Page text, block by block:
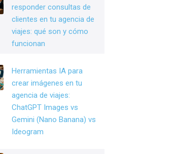
responder consultas de
clientes en tu agencia de
viajes: qué son y cómo
funcionan
Herramientas IA para
crear imágenes en tu
agencia de viajes:
ChatGPT Images vs
Gemini (Nano Banana) vs
Ideogram